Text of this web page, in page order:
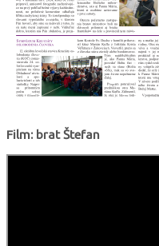
Film: brat Štefan